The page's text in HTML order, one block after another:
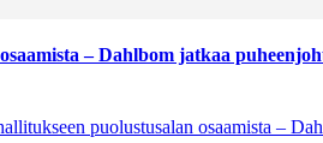
– Dahlbom jatkaa
puolustusalan osaamista –